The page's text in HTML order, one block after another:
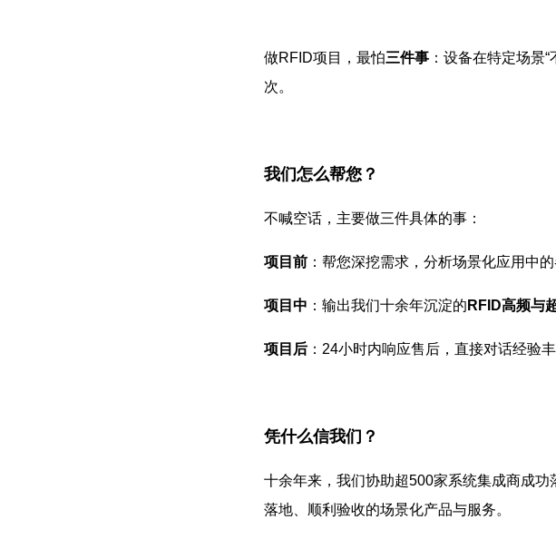
做RFID项目，最怕三件事 ：设备在特定场景
次。
我们怎么帮您？
不喊空话，主要做三件具体的事：
项目前 ：帮您深挖需求，分析场景化应用中
项目中 ：输出我们十余年沉淀的 RFID高频与
项目后 ：24小时内响应售后，直接对话经验
凭什么信我们？
十余年来，我们协助超500家系统集成商成
落地、顺利验收的场景化产品与服务。